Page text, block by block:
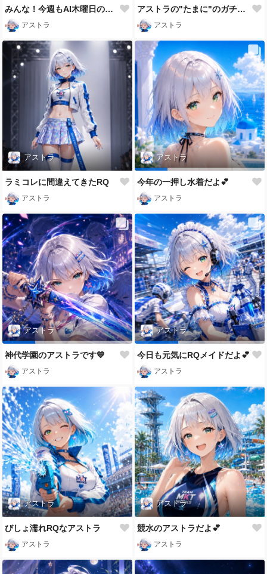
みんな！今週もAI木曜日のRQの時間だよ
アストラ
アストラの"たまに"のガチモード
アストラ
アストラ
ラミコレに間違えてきたRQ
アストラ
アストラ
今年の一押し水着だよ💕
アストラ
アストラ
神代学園のアストラです💙
アストラ
アストラ
今日も元気にRQメイドだよ💕
アストラ
アストラ
びしょ濡れRQなアストラ
アストラ
アストラ
競水のアストラだよ💕
アストラ